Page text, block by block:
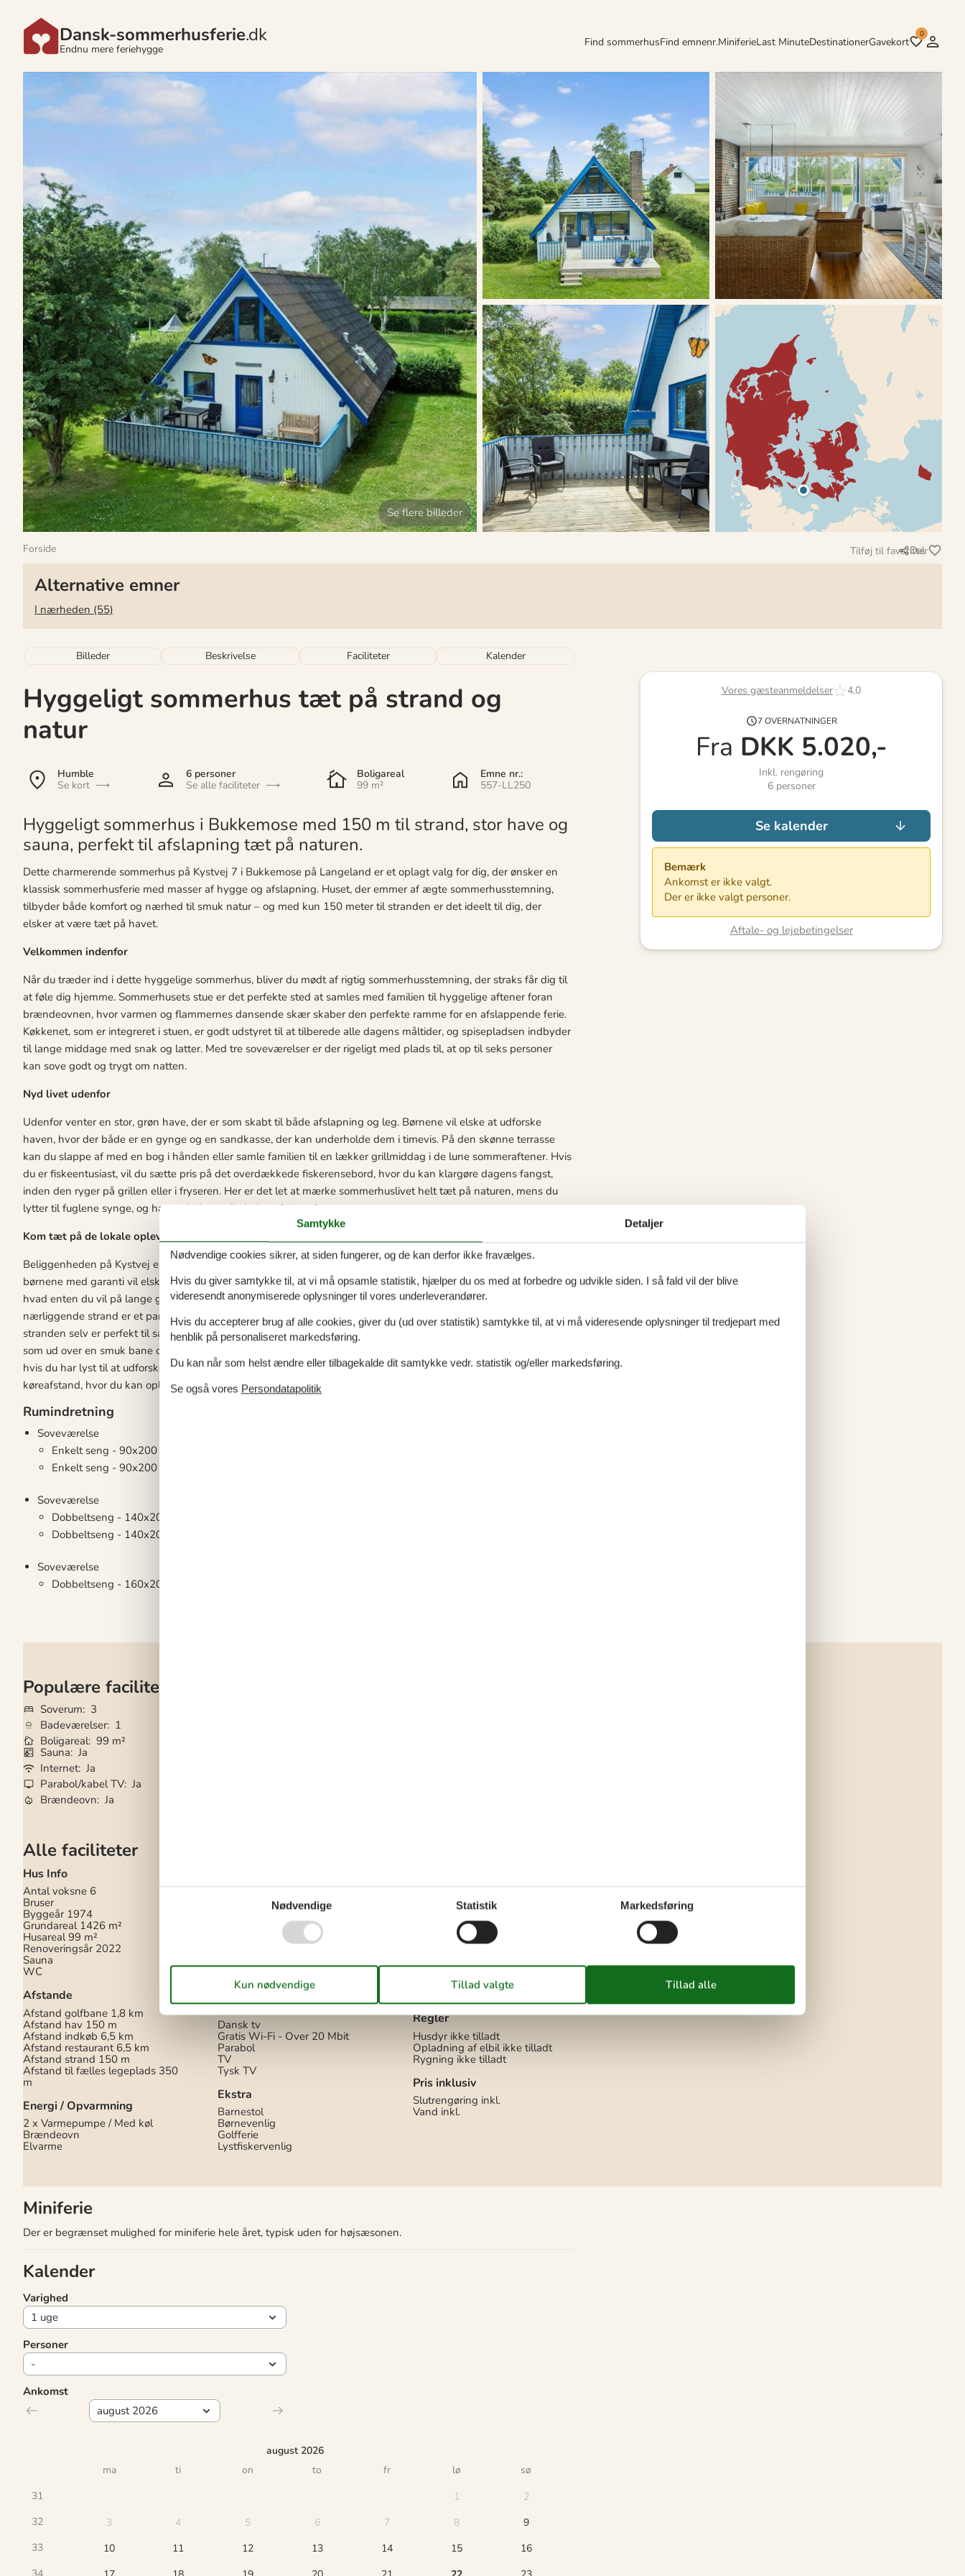
Dansk-sommerhusferie.dk
Endnu mere feriehygge
Find sommerhusFind emnenr.MiniferieLast MinuteDestinationerGavekort
0
Forside Tilføj til favoritter
Del
Alternative emner
I nærheden (55)
Billeder Beskrivelse Faciliteter Kalender
Hyggeligt sommerhus tæt på strand og
natur
Humble
Se kort
6 personer
Se alle faciliteter
Boligareal
99 m²
Emne nr.:
557-LL250
Hyggeligt sommerhus i Bukkemose med 150 m til strand, stor have og
sauna, perfekt til afslapning tæt på naturen.
Dette charmerende sommerhus på Kystvej 7 i Bukkemose på Langeland er et oplagt valg for dig, der ønsker en
klassisk sommerhusferie med masser af hygge og afslapning. Huset, der emmer af ægte sommerhusstemning,
tilbyder både komfort og nærhed til smuk natur – og med kun 150 meter til stranden er det ideelt til dig, der
elsker at være tæt på havet.
Velkommen indenfor
Når du træder ind i dette hyggelige sommerhus, bliver du mødt af rigtig sommerhusstemning, der straks får dig til
at føle dig hjemme. Sommerhusets stue er det perfekte sted at samles med familien til hyggelige aftener foran
brændeovnen, hvor varmen og flammernes dansende skær skaber den perfekte ramme for en afslappende ferie.
Køkkenet, som er integreret i stuen, er godt udstyret til at tilberede alle dagens måltider, og spisepladsen indbyder
til lange middage med snak og latter. Med tre soveværelser er der rigeligt med plads til, at op til seks personer
kan sove godt og trygt om natten.
Nyd livet udenfor
Udenfor venter en stor, grøn have, der er som skabt til både afslapning og leg. Børnene vil elske at udforske
haven, hvor der både er en gynge og en sandkasse, der kan underholde dem i timevis. På den skønne terrasse
kan du slappe af med en bog i hånden eller samle familien til en lækker grillmiddag i de lune sommeraftener. Hvis
du er fiskeentusiast, vil du sætte pris på det overdækkede fiskerensebord, hvor du kan klargøre dagens fangst,
inden den ryger på grillen eller i fryseren. Her er det let at mærke sommerhuslivet helt tæt på naturen, mens du
lytter til fuglene synge, og havets bølger rulle ind mod stranden.
Kom tæt på de lokale oplevelser
Beliggenheden på Kystvej er noget særligt – kun 150 meter fra en børnevenlig strand og en legeplads, som
børnene med garanti vil elske. Området omkring Bukkemose byder på utallige muligheder for at nyde naturen,
hvad enten du vil på lange gåture langs kysten eller udforske Langelands frodige landskab på cykel. Den
nærliggende strand er et paradis for badeglade gæster, og vandet indbyder til forfriskende dukkerter, mens
stranden selv er perfekt til sandslotte og solbadning. Kun få minutters kørsel væk finder du Langelands Golfklub,
som ud over en smuk bane også tilbyder ladestation til elbiler – praktisk, hvis du kombinerer ferien med elbil. Og
hvis du har lyst til at udforske øen yderligere, ligger hyggelige byer som Rudkøbing og Tranekær inden for kort
køreafstand, hvor du kan opleve den lokale kultur og historie.
Rumindretning
Soveværelse
Enkelt seng - 90x200
Enkelt seng - 90x200
Soveværelse
Dobbeltseng - 140x200
Dobbeltseng - 140x200
Soveværelse
Dobbeltseng - 160x200
Populære faciliteter
Soverum
3
Badeværelser 1
Boligareal 99 m²
Sauna Ja
Internet Ja
Parabol/kabel TV Ja
Brændeovn Ja
Alle faciliteter
Hus Info
Antal voksne 6
Bruser
Byggeår 1974
Grundareal 1426 m²
Husareal 99 m²
Renoveringsår 2022
Sauna
WC
Afstande
Afstand golfbane 1,8 km
Afstand hav 150 m
Afstand indkøb 6,5 km
Afstand restaurant 6,5 km
Afstand strand 150 m
Afstand til fælles legeplads 350
m
Energi / Opvarmning
2 x Varmepumpe / Med køl
Brændeovn
Elvarme
Elkedel
Kaffemaskine
Tørretumbler
Vaskemaskine
Multimedier
Dansk tv
Gratis Wi-Fi - Over 20 Mbit
Parabol
TV
Tysk TV
Ekstra
Barnestol
Børnevenlig
Golfferie
Lystfiskervenlig
2 x Terrasse / Åben terrasse
Havemøbler
Parasol
Parkering på grunden
Regler
Husdyr ikke tilladt
Opladning af elbil ikke tilladt
Rygning ikke tilladt
Pris inklusiv
Slutrengøring inkl.
Vand inkl.
Miniferie
Der er begrænset mulighed for miniferie hele året, typisk uden for højsæsonen.
Kalender
Ankomst
august 2026
ma
ti on to fr lø
sø
31
1
2
32
3 4 5 6 7 8
9
33
10 11 12 13 14 15
16
Varighed
Personer
Vores gæsteanmeldelser 4,0
7 OVERNATNINGER
Fra DKK 5.020,-
Inkl. rengøring
6 personer
Se kalender
Bemærk
Ankomst er ikke valgt.
Der er ikke valgt personer.
Aftale- og lejebetingelser
Samtykke Detaljer
Nødvendige cookies sikrer, at siden fungerer, og de kan derfor ikke fravælges.
Hvis du giver samtykke til, at vi må opsamle statistik, hjælper du os med at forbedre og udvikle siden. I så fald vil der blive
videresendt anonymiserede oplysninger til vores underleverandører.
Hvis du accepterer brug af alle cookies, giver du (ud over statistik) samtykke til, at vi må videresende oplysninger til tredjepart med
henblik på personaliseret markedsføring.
Du kan når som helst ændre eller tilbagekalde dit samtykke vedr. statistik og/eller markedsføring.
Se også vores Persondatapolitik
Nødvendige Statistik Markedsføring